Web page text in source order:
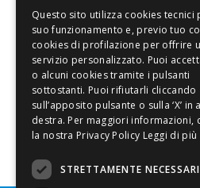
FACEBOOK
Leggi di più
STRETTAMENTE NECESSARI